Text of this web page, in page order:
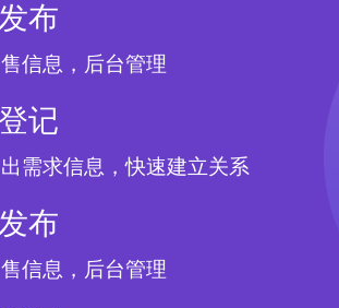
布
信息，后台管理
记
需求信息，快速建立关系
布
信息，后台管理